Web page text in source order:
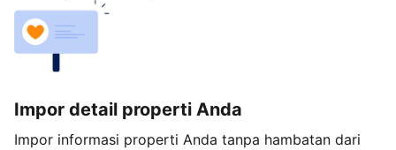
Impor detail properti Anda
Impor informasi properti Anda tanpa hambatan dari